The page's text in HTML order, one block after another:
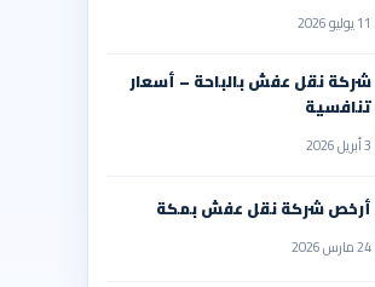
11 يوليو 2026
شركة نقل عفش بالباحة – أسعار
تنافسية
3 أبريل 2026
أرخص شركة نقل عفش بمكة
24 مارس 2026